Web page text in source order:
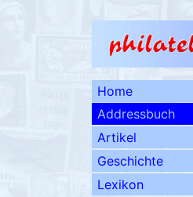
Home
Addressbuch
Artikel
Geschichte
Lexikon